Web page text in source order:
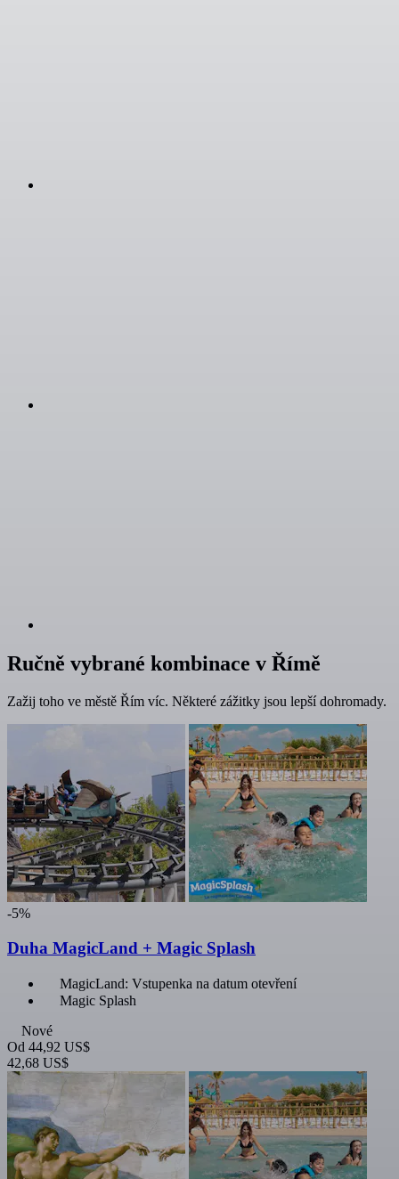
Ručně vybrané kombinace v Římě
Zažij toho ve městě Řím víc. Některé zážitky jsou lepší dohromady.
-5%
Duha MagicLand + Magic Splash
MagicLand: Vstupenka na datum otevření
Magic Splash
Nové
Od 44,92 US$
42,68 US$